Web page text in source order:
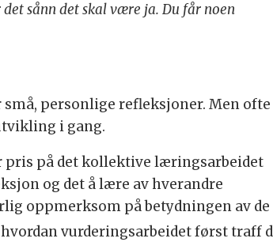
sånn det skal være ja. Du får noen
personlige refleksjoner. Men ofte
i gang.
pris på det kollektive læringsarbeidet
og det å lære av hverandre
oppmerksom på betydningen av de
vurderingsarbeidet først traff